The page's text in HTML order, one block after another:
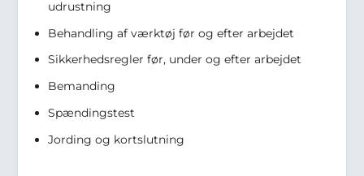
udrustning
Behandling af værktøj før og efter arbejdet
Sikkerhedsregler før, under og efter arbejdet
Bemanding
Spændingstest
Jording og kortslutning